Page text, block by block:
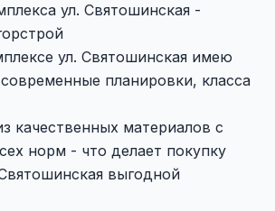
ул. Святошинская -
ул. Святошинская имею
планировки, класса
качественных материалов с
норм - что делает покупку
выгодной